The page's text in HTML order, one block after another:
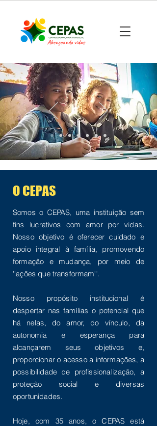
O CEPAS
Somos o CEPAS, uma instituição sem
fins lucrativos com amor por vidas.
Nosso objetivo é oferecer cuidado e
apoio integral à família, promovendo
formação e mudança, por meio de
''ações que transformam''.
Nosso propósito institucional é
despertar nas famílias o potencial que
há nelas, do amor, do vínculo, da
autonomia e esperança para
alcançarem seus objetivos e,
proporcionar o acesso a informações, a
possibilidade de profissionalização, a
proteção social e diversas
oportunidades.
Hoje, com 35 anos, o CEPAS está